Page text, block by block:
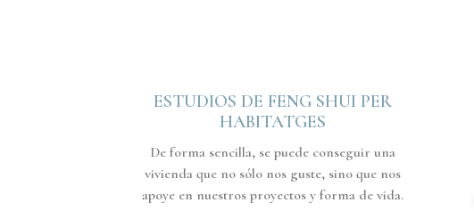
ESTUDIOS DE FENG SHUI PER
HABITATGES
De forma sencilla, se puede conseguir una
vivienda que no sólo nos guste, sino que nos
apoye en nuestros proyectos y forma de vida.